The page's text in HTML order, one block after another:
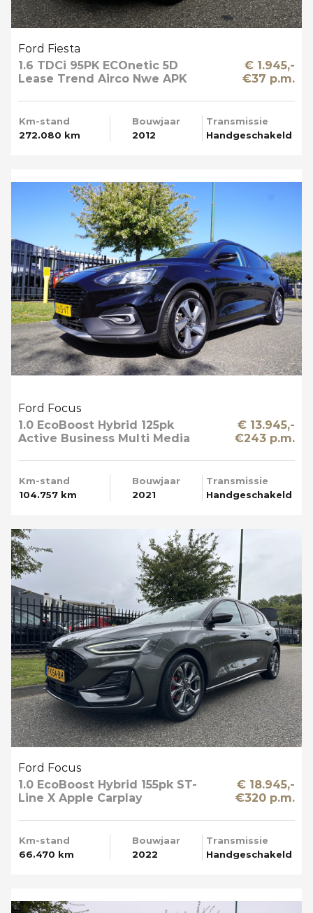
Ford Fiesta
1.6 TDCi 95PK ECOnetic 5D
Lease Trend Airco Nwe APK
€ 1.945,-
€37 p.m.
Km-stand
272.080 km
Bouwjaar
2012
Transmissie
Handgeschakeld
Ford Focus
1.0 EcoBoost Hybrid 125pk
Active Business Multi Media
€ 13.945,-
€243 p.m.
Km-stand
104.757 km
Bouwjaar
2021
Transmissie
Handgeschakeld
Ford Focus
1.0 EcoBoost Hybrid 155pk ST-
Line X Apple Carplay
€ 18.945,-
€320 p.m.
Km-stand
66.470 km
Bouwjaar
2022
Transmissie
Handgeschakeld